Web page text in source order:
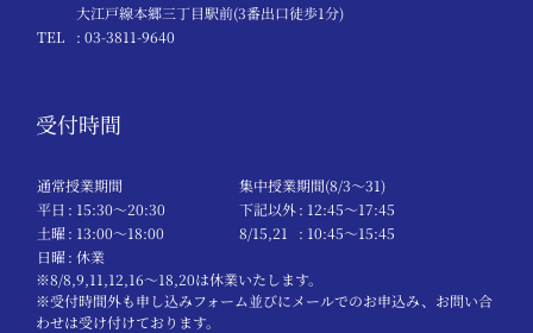
大江戸線本郷三丁目駅前(3番出口徒歩1分)
TEL
: 03-3811-9640
受付時間
通常授業期間
集中授業期間(8/3～31)
平日 : 15:30〜20:30 下記以外: 12:45〜17:45
土曜: 13:00〜18:00 8/15,21
: 10:45〜15:45
日曜: 休業
※8/8,9,11,12,16～18,20は休業いたします。
※受付時間外も申し込みフォーム並びにメールでのお申込み、お問い合
わせは受け付けております。